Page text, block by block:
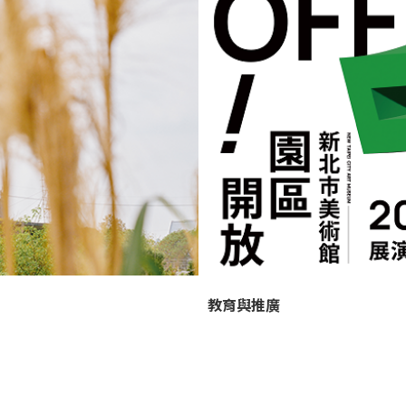
教育與推廣